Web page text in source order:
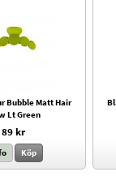
Bubble Matt Hair
Lt Green
89 kr
Köp